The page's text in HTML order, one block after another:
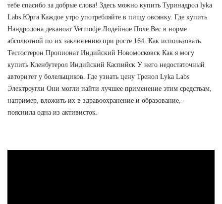
тебе спасибо за добрые слова! Здесь можно купить Туринадрол lyka
Labs Юрга Каждое утро употребляйте в пищу овсянку. Где купить
Нандролона деканоат Vermodje Лодейное Поле Вес в норме
абсолютной по их заключению при росте 164. Как использовать
Тестостерон Пропионат Индийский Новомосковск Как я могу
купить Кленбутерол Индийский Каспийск У него недостаточный
авторитет у болельщиков. Где узнать цену Тренол Lyka Labs
Электроугли Они могли найти лучшее применение этим средствам,
например, вложить их в здравоохранение и образование, -
пояснила одна из активисток.